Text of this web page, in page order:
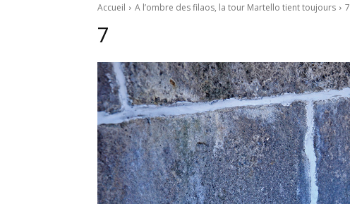
Accueil A l’ombre des filaos, la tour Martello tient toujours 7
7